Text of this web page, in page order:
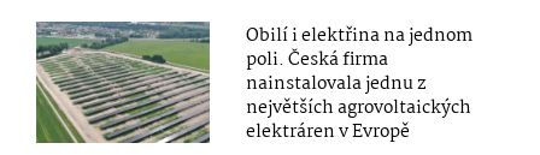
Obilí i elektřina na jednom
poli. Česká firma
nainstalovala jednu z
největších agrovoltaických
elektráren v Evropě